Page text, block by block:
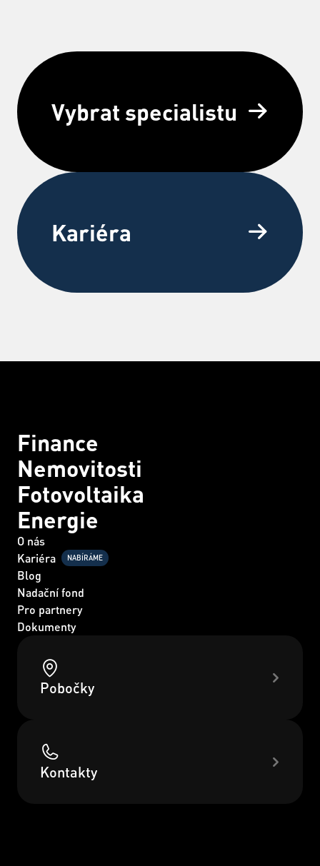
Vybrat specialistu
Kariéra
Finance
Nemovitosti
Fotovoltaika
Energie
O nás
Kariéra
NABÍRÁME
Blog
Nadační fond
Pro partnery
Dokumenty
Pobočky
Kontakty